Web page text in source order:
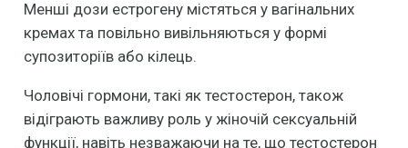
Менші дози естрогену містяться у вагінальних
кремах та повільно вивільняються у формі
супозиторіїв або кілець.
Чоловічі гормони, такі як тестостерон, також
відіграють важливу роль у жіночій сексуальній
функції, навіть незважаючи на те, що тестостерон